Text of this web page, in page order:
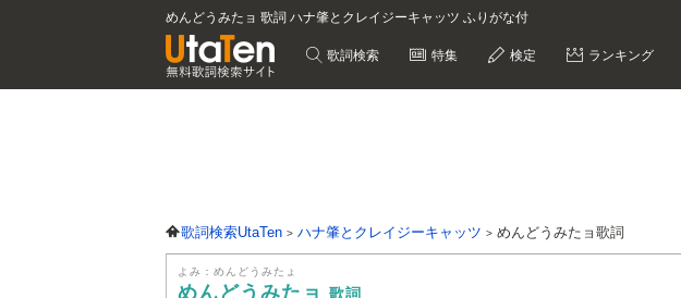
めんどうみたョ 歌詞 ハナ肇とクレイジーキャッツ ふりがな付
歌詞検索 特集 検定 ランキング
歌詞検索UtaTen ハナ肇とクレイジーキャッツ めんどうみたョ歌詞
よみ：めんどうみたょ
めんどうみたョ 歌詞